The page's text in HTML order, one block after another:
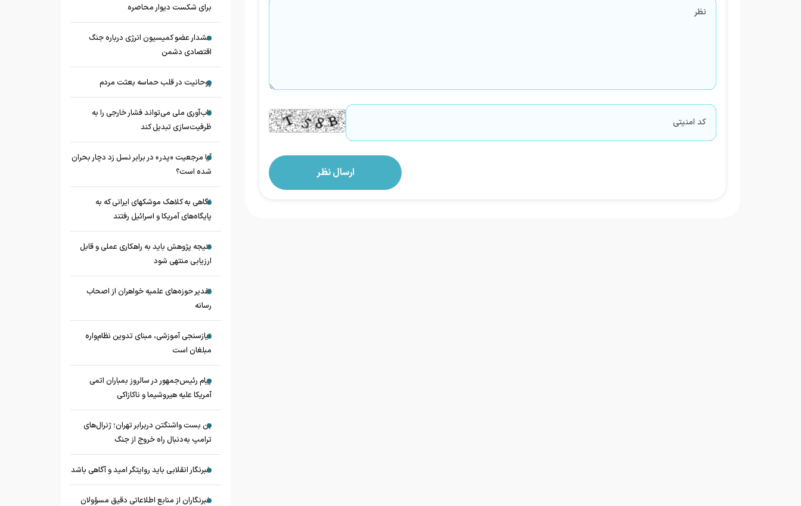
برای شکست دیوار محاصره
هشدار عضو کمیسیون انرژی درباره جنگ
اقتصادی دشمن
روحانیت در قلب حماسه بعثت مردم
تاب‌آوری ملی می‌تواند فشار خارجی را به
ظرفیت‌سازی تبدیل کند
آیا مرجعیت «پدر» در برابر نسل زد دچار بحران
شده است؟
نگاهی به کلاهک‎ موشک‎های ایرانی که به
پایگاه‌های آمریکا و اسرائیل رفتند
نتیجه پژوهش باید به راهکاری عملی و قابل
ارزیابی منتهی شود
تقدیر حوزه‌های علمیه خواهران از اصحاب
رسانه
نیازسنجی آموزشی، مبنای تدوین نظام‌واره
مبلغان است
پیام رئیس‌جمهور در سالروز بمباران اتمی
آمریکا علیه هیروشیما و ناکازاکی
بن بست واشنگتن دربرابر تهران؛ ژنرال‌های
ترامپ به‌دنبال راه خروج از جنگ
خبرنگار انقلابی باید روایتگر امید و آگاهی باشد
خبرنگاران از منابع اطلاعاتی دقیق مسؤولان